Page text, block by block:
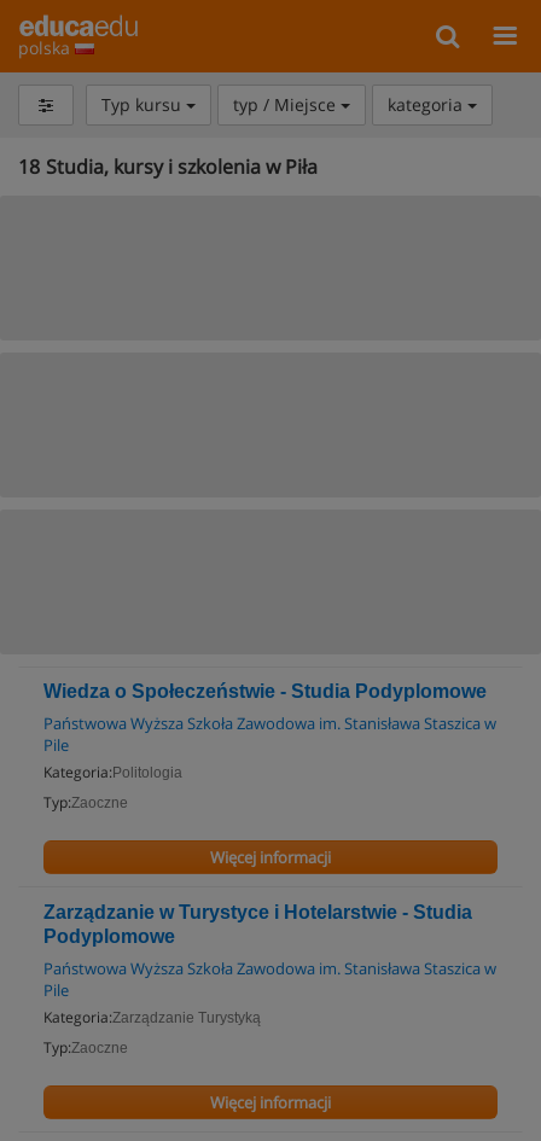
polska
Typ kursu typ / Miejsce kategoria
18 Studia, kursy i szkolenia w Piła
Wiedza o Społeczeństwie - Studia Podyplomowe
Państwowa Wyższa Szkoła Zawodowa im. Stanisława Staszica w
Pile
Kategoria: Politologia
Typ:Zaoczne
Więcej informacji
Zarządzanie w Turystyce i Hotelarstwie - Studia
Podyplomowe
Państwowa Wyższa Szkoła Zawodowa im. Stanisława Staszica w
Pile
Kategoria:Zarządzanie Turystyką
Typ:Zaoczne
Więcej informacji